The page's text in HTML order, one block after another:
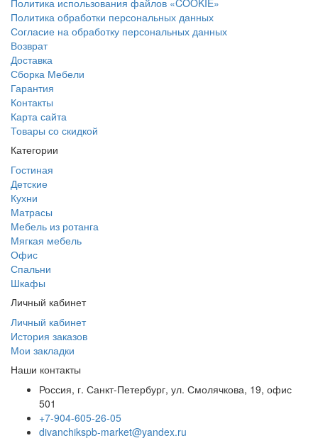
Политика использования файлов «COOKIE»
Политика обработки персональных данных
Согласие на обработку персональных данных
Возврат
Доставка
Сборка Мебели
Гарантия
Контакты
Карта сайта
Товары со скидкой
Категории
Гостиная
Детские
Кухни
Матрасы
Мебель из ротанга
Мягкая мебель
Офис
Спальни
Шкафы
Личный кабинет
Личный кабинет
История заказов
Мои закладки
Наши контакты
Россия, г. Санкт-Петербург, ул. Смолячкова, 19, офис
501
+7-904-605-26-05
divanchikspb-market@yandex.ru